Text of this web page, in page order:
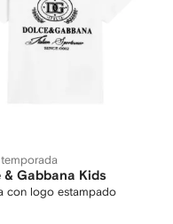
temporada
& Gabbana Kids
con logo estampado